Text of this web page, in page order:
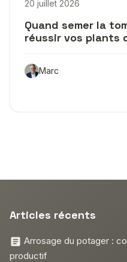
20 juillet 2026
Quand semer la
réussir vos plants
Marc
Articles récents
Arrosage du potager :
productif